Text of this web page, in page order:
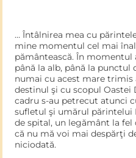
… Întâlnirea mea cu
mine momentul cel mai
pământească. În
până la alb, până la punctul
numai cu acest mare trimis
destinul şi cu scopul Oas­tei
cadru s-au petrecut atunci
sufletul şi umărul părintelui
de spital, un legământ la
că nu mă voi mai despărţi
niciodată.